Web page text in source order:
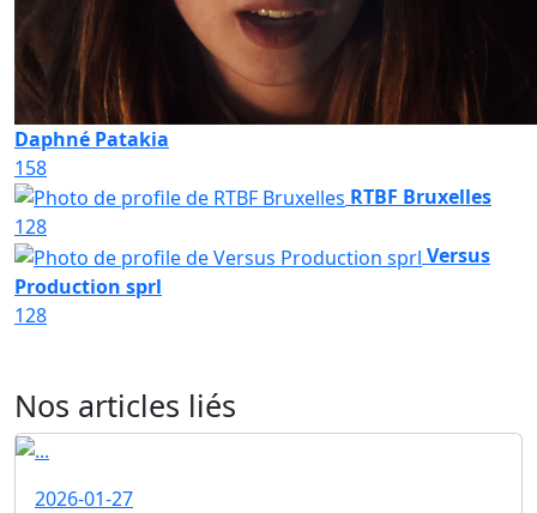
Daphné Patakia
158
RTBF Bruxelles
128
Versus
Production sprl
128
Nos articles liés
2026-01-27